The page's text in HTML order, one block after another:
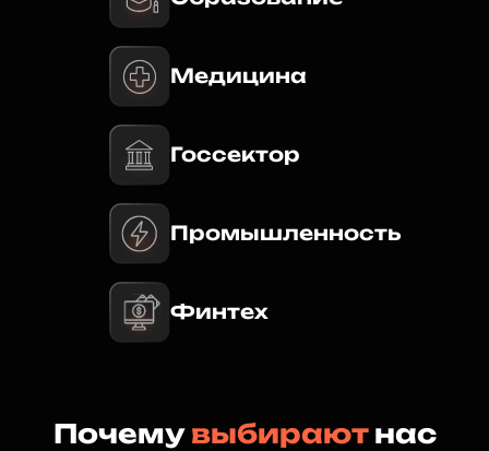
Медицина
Госсектор
Промышленность
Финтех
Почему выбираютнас